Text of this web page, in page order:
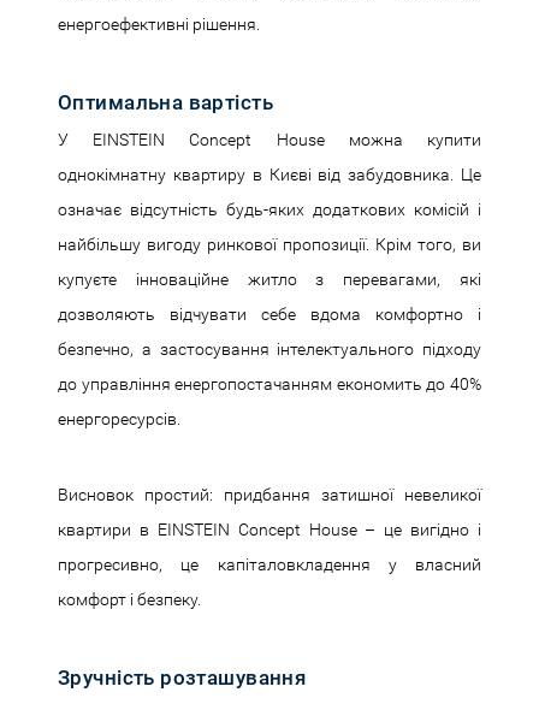
енергоефективні рішення.
Оптимальна вартість
У EINSTEIN Concept House можна купити
однокімнатну квартиру в Києві від забудовника. Це
означає відсутність будь-яких додаткових комісій і
найбільшу вигоду ринкової пропозиції. Крім того, ви
купуєте інноваційне житло з перевагами, які
дозволяють відчувати себе вдома комфортно і
безпечно, а застосування інтелектуального підходу
до управління енергопостачанням економить до 40%
енергоресурсів.
Висновок простий: придбання затишної невеликої
квартири в EINSTEIN Concept House – це вигідно і
прогресивно, це капіталовкладення у власний
комфорт і безпеку.
Зручність розташування